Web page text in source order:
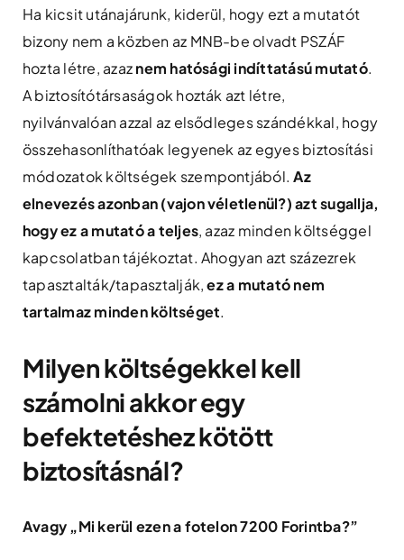
Ha kicsit utánajárunk, kiderül, hogy ezt a mutatót
bizony nem a közben az MNB-be olvadt PSZÁF
hozta létre, azaznem hatósági indíttatású mutató.
A biztosítótársaságok hozták azt létre,
nyilvánvalóan azzal az elsődleges szándékkal, hogy
összehasonlíthatóak legyenek az egyes biztosítási
módozatok költségek szempontjából.Az
elnevezés azonban (vajon véletlenül?) azt sugallja,
hogy ez a mutató a teljes, azaz minden költséggel
kapcsolatban tájékoztat. Ahogyan azt százezrek
tapasztalták/tapasztalják,ez a mutató nem
tartalmaz minden költséget.
Milyen költségekkel kell
számolni akkor egy
befektetéshez kötött
biztosításnál?
Avagy „Mi kerül ezen a fotelon 7200 Forintba?”